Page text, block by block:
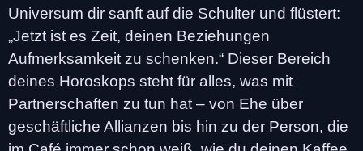
Universum dir sanft auf die Schulter und flüstert:
„Jetzt ist es Zeit, deinen Beziehungen
Aufmerksamkeit zu schenken.“ Dieser Bereich
deines Horoskops steht für alles, was mit
Partnerschaften zu tun hat – von Ehe über
geschäftliche Allianzen bis hin zu der Person, die